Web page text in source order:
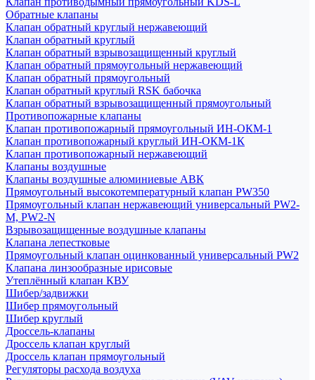
Обратные клапаны
Клапан обратный круглый нержавеющий
Клапан обратный круглый
Клапан обратный взрывозащищенный круглый
Клапан обратный прямоугольный нержавеющий
Клапан обратный прямоугольный
Клапан обратный круглый RSK бабочка
Клапан обратный взрывозащищенный прямоугольный
Противопожарные клапаны
Клапан противопожарный прямоугольный ИН-ОКМ-1
Клапан противопожарный круглый ИН-ОКМ-1К
Клапан противопожарный нержавеющий
Клапаны воздушные
Клапаны воздушные алюминиевые АВК
Прямоугольный высокотемпературный клапан PW350
Прямоугольный клапан нержавеющий универсальный PW2-
M, PW2-N
Взрывозащищенные воздушные клапаны
Клапана лепестковые
Прямоугольный клапан оцинкованный универсальный PW2
Клапана линзообразные ирисовые
Утеплённый клапан КВУ
Шибер/задвижки
Шибер прямоугольный
Шибер круглый
Дроссель-клапаны
Дроссель клапан круглый
Дроссель клапан прямоугольный
Регуляторы расхода воздуха